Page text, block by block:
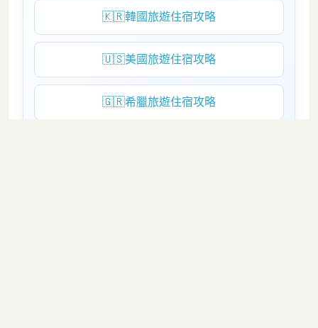
🇰🇷韓國旅遊住宿攻略
🇺🇸美國旅遊住宿攻略
🇬🇷希臘旅遊住宿攻略